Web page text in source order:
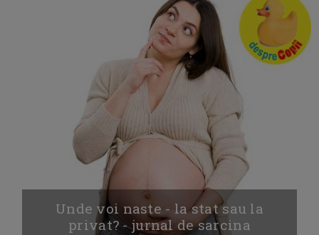
Unde voi naste - la stat sau la
privat? - jurnal de sarcina